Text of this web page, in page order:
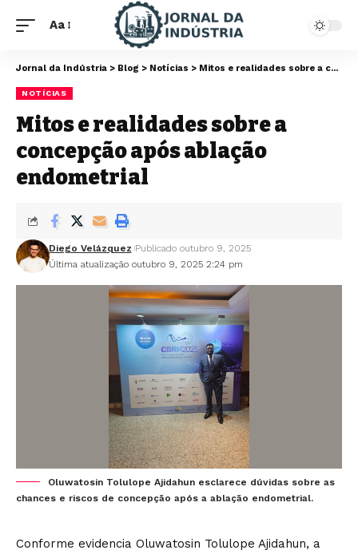
Aa
Jornal da Indústria > Blog > Notícias > Mitos e realidades sobre a concepção após ablação endometrial
NOTÍCIAS
Mitos e realidades sobre a
concepção após ablação
endometrial
Última atualização outubro 9, 2025 2:24 pm
Diego Velázquez Publicado outubro 9, 2025
Oluwatosin Tolulope Ajidahun esclarece dúvidas sobre as
chances e riscos de concepção após a ablação endometrial.
Conforme evidencia Oluwatosin Tolulope Ajidahun, a